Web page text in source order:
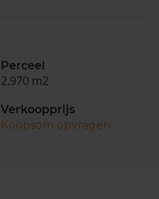
Perceel
2.970 m2
Verkoopprijs
Koopsom opvragen